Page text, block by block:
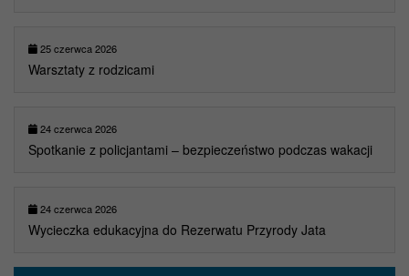
25 czerwca 2026
Warsztaty z rodzicami
24 czerwca 2026
Spotkanie z policjantami – bezpieczeństwo podczas wakacji
24 czerwca 2026
Wycieczka edukacyjna do Rezerwatu Przyrody Jata